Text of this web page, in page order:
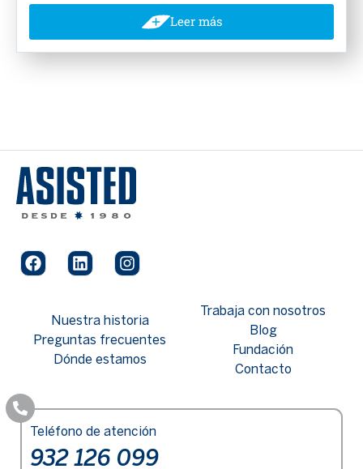
Leer más
Nuestra historia
Preguntas frecuentes
Dónde estamos
Trabaja con nosotros
Blog
Fundación
Contacto
Teléfono de atención
932 126 099